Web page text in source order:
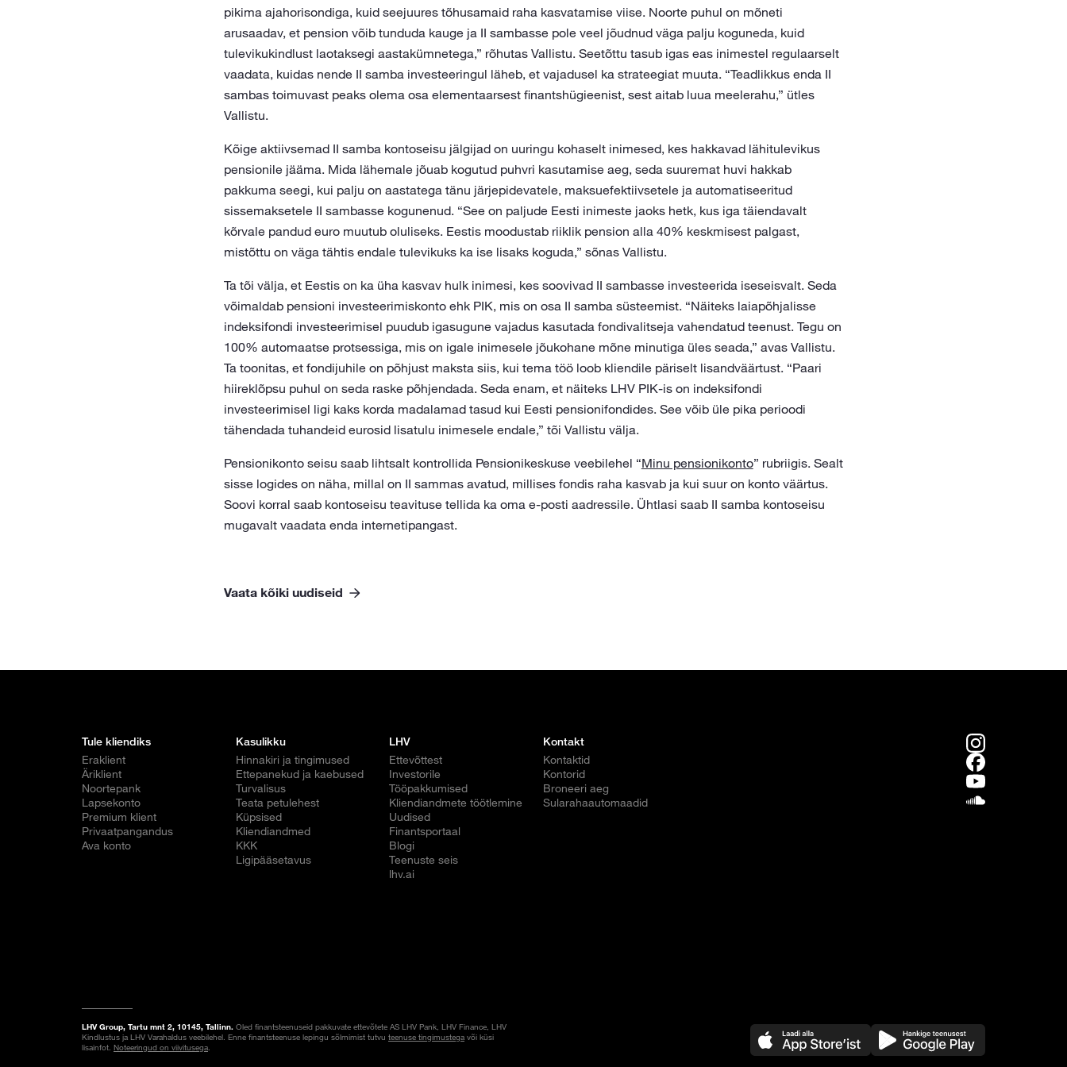
pikima ajahorisondiga, kuid seejuures tõhusamaid raha kasvatamise viise. Noorte puhul on mõneti
arusaadav, et pension võib tunduda kauge ja II sambasse pole veel jõudnud väga palju koguneda, kuid
tulevikukindlust laotaksegi aastakümnetega,” rõhutas Vallistu. Seetõttu tasub igas eas inimestel regulaarselt
vaadata, kuidas nende II samba investeeringul läheb, et vajadusel ka strateegiat muuta. “Teadlikkus enda II
sambas toimuvast peaks olema osa elementaarsest finantshügieenist, sest aitab luua meelerahu,” ütles
Vallistu.
Kõige aktiivsemad II samba kontoseisu jälgijad on uuringu kohaselt inimesed, kes hakkavad lähitulevikus
pensionile jääma. Mida lähemale jõuab kogutud puhvri kasutamise aeg, seda suuremat huvi hakkab
pakkuma seegi, kui palju on aastatega tänu järjepidevatele, maksuefektiivsetele ja automatiseeritud
sissemaksetele II sambasse kogunenud. “See on paljude Eesti inimeste jaoks hetk, kus iga täiendavalt
kõrvale pandud euro muutub oluliseks. Eestis moodustab riiklik pension alla 40% keskmisest palgast,
mistõttu on väga tähtis endale tulevikuks ka ise lisaks koguda,” sõnas Vallistu.
Ta tõi välja, et Eestis on ka üha kasvav hulk inimesi, kes soovivad II sambasse investeerida iseseisvalt. Seda
võimaldab pensioni investeerimiskonto ehk PIK, mis on osa II samba süsteemist. “Näiteks laiapõhjalisse
indeksifondi investeerimisel puudub igasugune vajadus kasutada fondivalitseja vahendatud teenust. Tegu on
100% automaatse protsessiga, mis on igale inimesele jõukohane mõne minutiga üles seada,” avas Vallistu.
Ta toonitas, et fondijuhile on põhjust maksta siis, kui tema töö loob kliendile päriselt lisandväärtust. “Paari
hiireklõpsu puhul on seda raske põhjendada. Seda enam, et näiteks LHV PIK-is on indeksifondi
investeerimisel ligi kaks korda madalamad tasud kui Eesti pensionifondides. See võib üle pika perioodi
tähendada tuhandeid eurosid lisatulu inimesele endale,” tõi Vallistu välja.
Pensionikonto seisu saab lihtsalt kontrollida Pensionikeskuse veebilehel “Minu pensionikonto” rubriigis. Sealt
sisse logides on näha, millal on II sammas avatud, millises fondis raha kasvab ja kui suur on konto väärtus.
Soovi korral saab kontoseisu teavituse tellida ka oma e-posti aadressile. Ühtlasi saab II samba kontoseisu
mugavalt vaadata enda internetipangast.
Vaata kõiki uudiseid
Tule kliendiks
Eraklient
Äriklient
Noortepank
Lapsekonto
Premium klient
Privaatpangandus
Ava konto
Kasulikku
Hinnakiri ja tingimused
Ettepanekud ja kaebused
Turvalisus
Teata petulehest
Küpsised
Kliendiandmed
KKK
Ligipääsetavus
LHV
Ettevõttest
Investorile
Tööpakkumised
Kliendiandmete töötlemine
Uudised
Finantsportaal
Blogi
Teenuste seis
lhv.ai
Kontakt
Kontaktid
Kontorid
Broneeri aeg
Sularahaautomaadid
LHV Group, Tartu mnt 2, 10145, Tallinn. Oled finantsteenuseid pakkuvate ettevõtete AS LHV Pank, LHV Finance, LHV
Kindlustus ja LHV Varahaldus veebilehel. Enne finantsteenuse lepingu sõlmimist tutvu teenuse tingimustega või küsi
lisainfot. Noteeringud on viivitusega.